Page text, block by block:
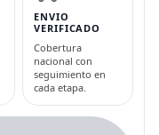
ENVIO
VERIFICADO
Cobertura
nacional con
seguimiento en
cada etapa.